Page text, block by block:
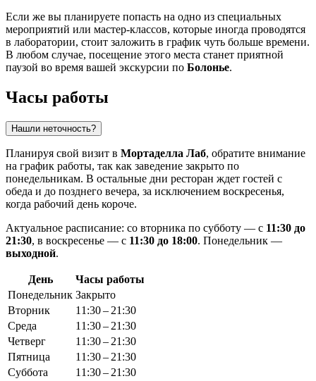
Если же вы планируете попасть на одно из специальных
мероприятий или мастер-классов, которые иногда проводятся
в лаборатории, стоит заложить в график чуть больше времени.
В любом случае, посещение этого места станет приятной
паузой во время вашей экскурсии по Болонье.
Часы работы
Нашли неточность?
Планируя свой визит в Мортаделла Лаб, обратите внимание
на график работы, так как заведение закрыто по
понедельникам. В остальные дни ресторан ждет гостей с
обеда и до позднего вечера, за исключением воскресенья,
когда рабочий день короче.
Актуальное расписание: со вторника по субботу — с 11:30 до
21:30, в воскресенье — с 11:30 до 18:00. Понедельник —
выходной.
День
Часы работы
Понедельник Закрыто
Вторник
11:30 – 21:30
Среда
11:30 – 21:30
Четверг
11:30 – 21:30
Пятница
11:30 – 21:30
Суббота
11:30 – 21:30